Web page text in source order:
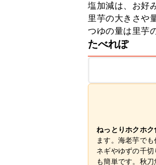
塩加減は、お好
里芋の大きさや
つゆの量は里芋
たべれぽ
ねっとりホクホク
ます。海老芋で
ネギやゆずの千
も簡単です。秋